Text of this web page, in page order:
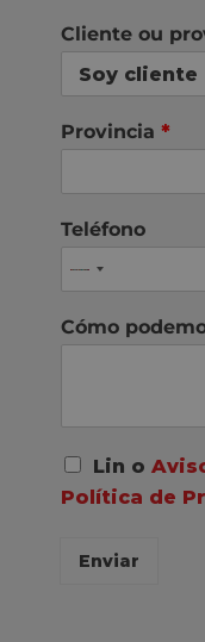
Cliente ou
Provincia *
Teléfono
Cómo
A
c
o
Lin o
Política de
Enviar